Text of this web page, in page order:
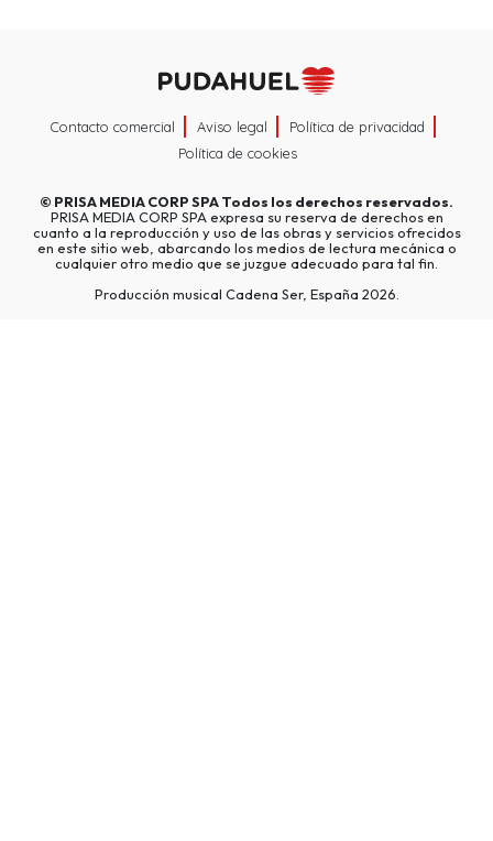
Contacto comercial Aviso legal
Política de privacidad
Política de cookies
© PRISA MEDIA CORP SPATodos los derechos reservados.
PRISA MEDIA CORP SPA expresa su reserva de derechos en
cuanto a la reproducción y uso de las obras y servicios ofrecidos
en este sitio web, abarcando los medios de lectura mecánica o
cualquier otro medio que se juzgue adecuado para tal fin.
Producción musical Cadena Ser, España 2026.